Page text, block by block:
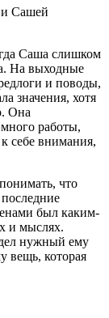
и Сашей
Саша слишком
На выходные
и поводы,
значения, хотя
Она
много работы,
себе внимания,
что
был каким-
и мыслях.
нужный ему
вещь, которая